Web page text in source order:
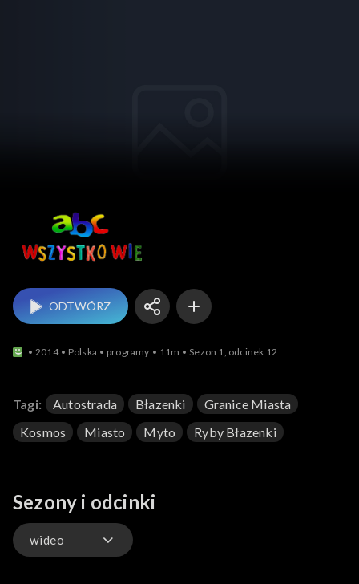
ODTWÓRZ
2014 Polska programy 11m Sezon 1, odcinek 12
Tagi: Autostrada Błazenki
Granice Miasta
Kosmos
Miasto Myto Ryby Błazenki
Sezony i odcinki
wideo